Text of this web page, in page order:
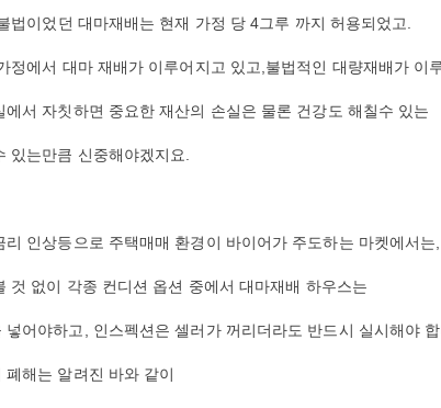
법이었던 대마재배는 현재 가정 당 4그루 까지 허용되었고.
정에서 대마 재배가 이루어지고 있고,불법적인 대량재배가 이
에서 자칫하면 중요한 재산의 손실은 물론 건강도 해칠수 있는
있는만큼 신중해야겠지요.
리 인상등으로 주택매매 환경이 바이어가 주도하는 마켓에서는,
것 없이 각종 컨디션 옵션 중에서 대마재배 하우스는
넣어야하고, 인스펙션은 셀러가 꺼리더라도 반드시 실시해야 합
해는 알려진 바와 같이